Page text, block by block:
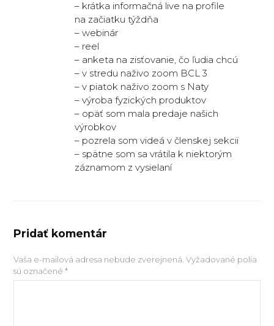
– krátka informačná live na profile
na začiatku týždňa
– webinár
– reel
– anketa na zisťovanie, čo ľudia chcú
– v stredu naživo zoom BCL 3
– v piatok naživo zoom s Naty
– výroba fyzických produktov
– opäť som mala predaje našich
výrobkov
– pozrela som videá v členskej sekcii
– spätne som sa vrátila k niektorým
záznamom z vysielaní
Pridať komentár
Vaša e-mailová adresa nebude zverejnená. Vyžadované polia
sú označené*